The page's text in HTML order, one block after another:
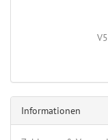
Informationen